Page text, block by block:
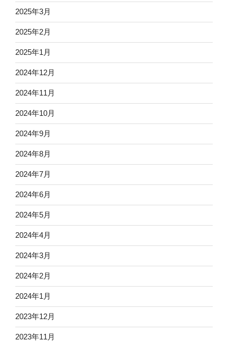
2025年3月
2025年2月
2025年1月
2024年12月
2024年11月
2024年10月
2024年9月
2024年8月
2024年7月
2024年6月
2024年5月
2024年4月
2024年3月
2024年2月
2024年1月
2023年12月
2023年11月